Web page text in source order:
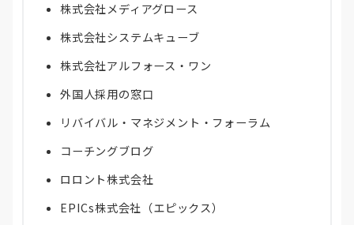
株式会社メディアグロース
株式会社システムキューブ
株式会社アルフォース・ワン
外国人採用の窓口
リバイバル・マネジメント・フォーラム
コーチングブログ
ロロント株式会社
EPICs株式会社（エピックス）